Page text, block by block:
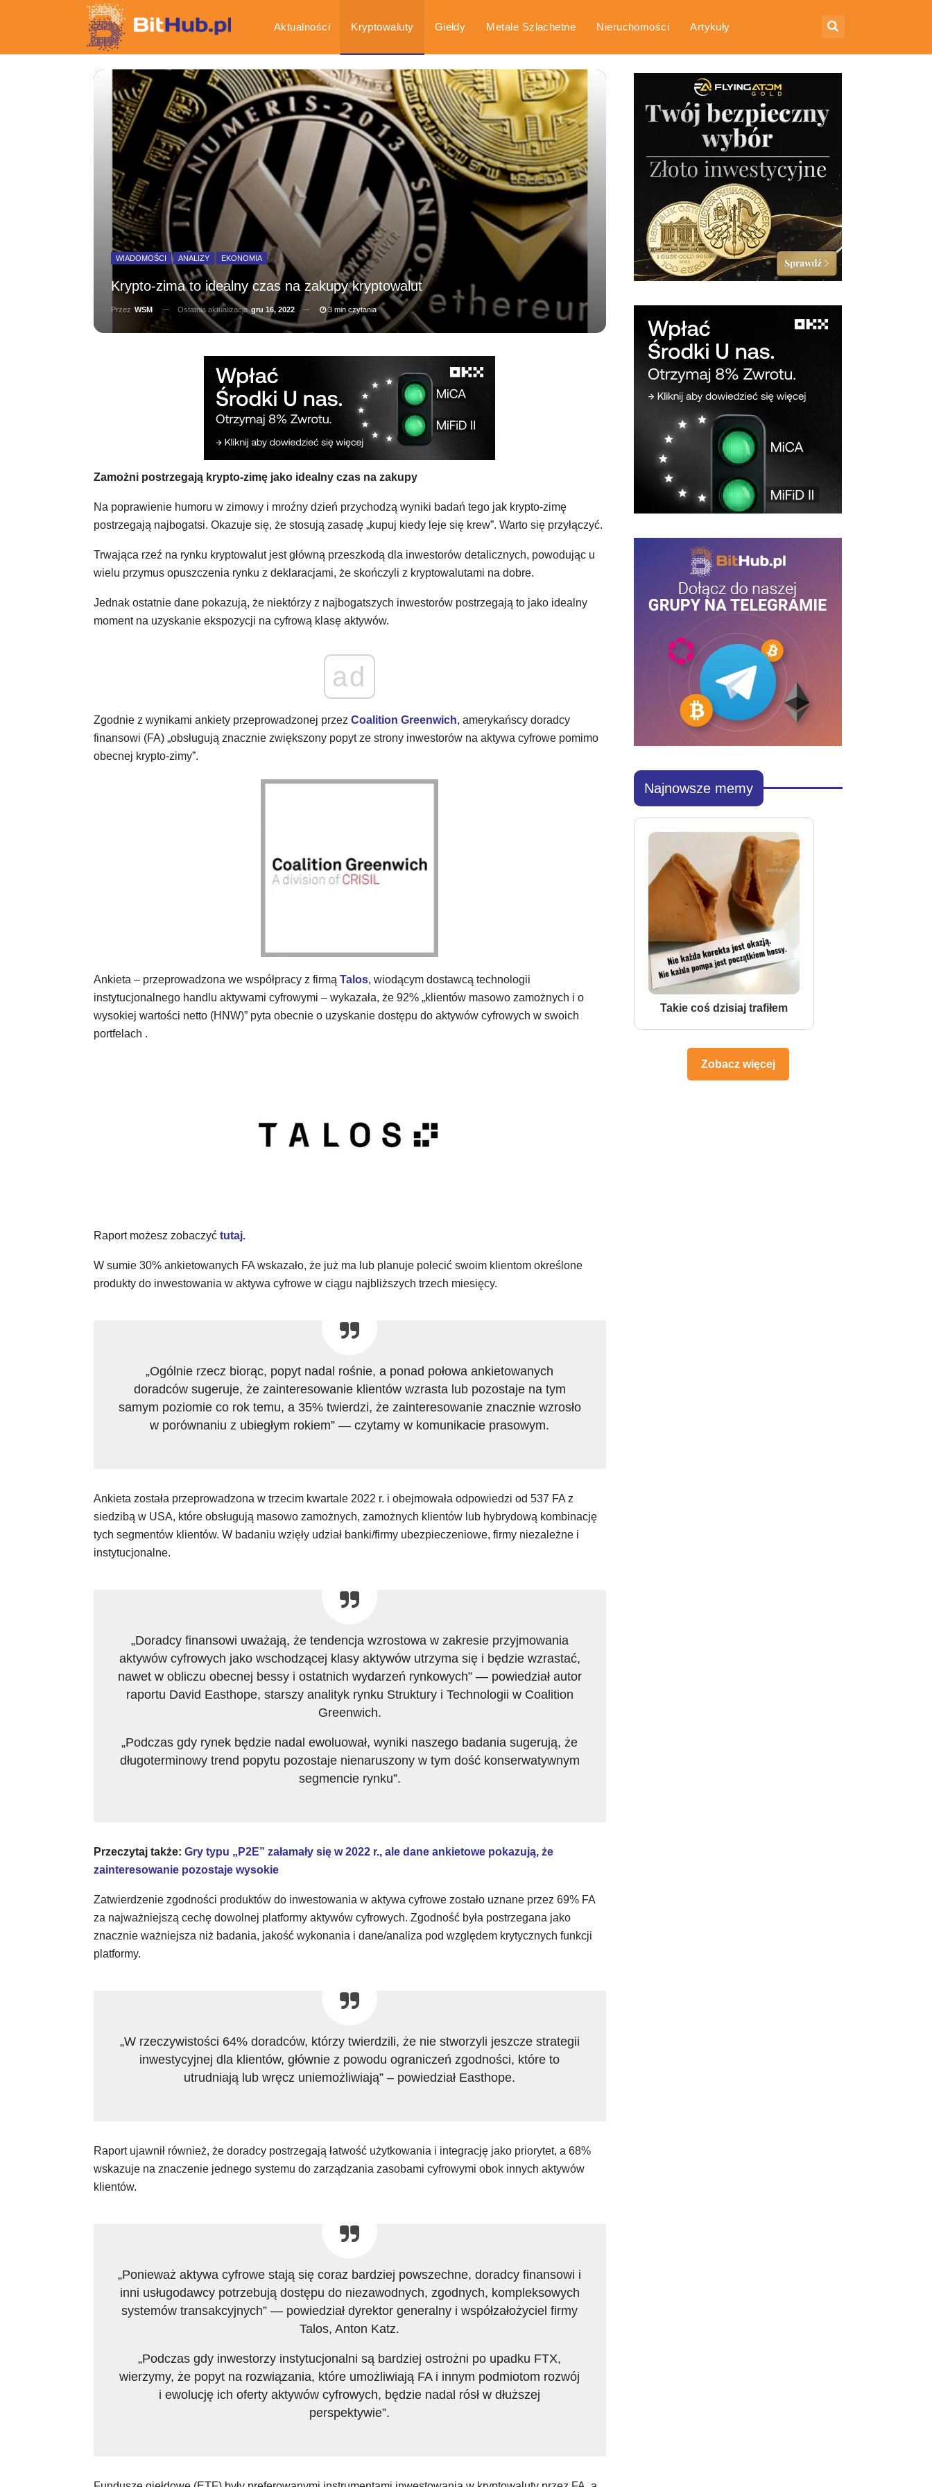
Aktualności Kryptowaluty Giełdy Metale Szlachetne Nieruchomości Artykuły
Gospodarka Poradniki
WIADOMOŚCI ANALIZY EKONOMIA
Krypto-zima to idealny czas na zakupy kryptowalut
Przez WSM Ostatnia aktualizacjagru 16, 2022 3 min czytania
Zamożni postrzegają krypto-zimę jako idealny czas na zakupy
Na poprawienie humoru w zimowy i mroźny dzień przychodzą wyniki badań tego jak krypto-zimę
postrzegają najbogatsi. Okazuje się, że stosują zasadę „kupuj kiedy leje się krew”. Warto się przyłączyć.
Trwająca rzeź na rynku kryptowalut jest główną przeszkodą dla inwestorów detalicznych, powodując u
wielu przymus opuszczenia rynku z deklaracjami, że skończyli z kryptowalutami na dobre.
Jednak ostatnie dane pokazują, że niektórzy z najbogatszych inwestorów postrzegają to jako idealny
moment na uzyskanie ekspozycji na cyfrową klasę aktywów.
ad
Zgodnie z wynikami ankiety przeprowadzonej przez Coalition Greenwich, amerykańscy doradcy
finansowi (FA) „obsługują znacznie zwiększony popyt ze strony inwestorów na aktywa cyfrowe pomimo
obecnej krypto-zimy”.
Ankieta – przeprowadzona we współpracy z firmą Talos, wiodącym dostawcą technologii
instytucjonalnego handlu aktywami cyfrowymi – wykazała, że 92% „klientów masowo zamożnych i o
wysokiej wartości netto (HNW)” pyta obecnie o uzyskanie dostępu do aktywów cyfrowych w swoich
portfelach .
Raport możesz zobaczyć tutaj.
W sumie 30% ankietowanych FA wskazało, że już ma lub planuje polecić swoim klientom określone
produkty do inwestowania w aktywa cyfrowe w ciągu najbliższych trzech miesięcy.
„Ogólnie rzecz biorąc, popyt nadal rośnie, a ponad połowa ankietowanych
doradców sugeruje, że zainteresowanie klientów wzrasta lub pozostaje na tym
samym poziomie co rok temu, a 35% twierdzi, że zainteresowanie znacznie wzrosło
w porównaniu z ubiegłym rokiem” — czytamy w komunikacie prasowym.
Ankieta została przeprowadzona w trzecim kwartale 2022 r. i obejmowała odpowiedzi od 537 FA z
siedzibą w USA, które obsługują masowo zamożnych, zamożnych klientów lub hybrydową kombinację
tych segmentów klientów. W badaniu wzięły udział banki/firmy ubezpieczeniowe, firmy niezależne i
instytucjonalne.
„Doradcy finansowi uważają, że tendencja wzrostowa w zakresie przyjmowania
aktywów cyfrowych jako wschodzącej klasy aktywów utrzyma się i będzie wzrastać,
nawet w obliczu obecnej bessy i ostatnich wydarzeń rynkowych” — powiedział autor
raportu David Easthope, starszy analityk rynku Struktury i Technologii w Coalition
Greenwich.
„Podczas gdy rynek będzie nadal ewoluował, wyniki naszego badania sugerują, że
długoterminowy trend popytu pozostaje nienaruszony w tym dość konserwatywnym
segmencie rynku”.
Przeczytaj także: Gry typu „P2E” załamały się w 2022 r., ale dane ankietowe pokazują, że
zainteresowanie pozostaje wysokie
Zatwierdzenie zgodności produktów do inwestowania w aktywa cyfrowe zostało uznane przez 69% FA
za najważniejszą cechę dowolnej platformy aktywów cyfrowych. Zgodność była postrzegana jako
znacznie ważniejsza niż badania, jakość wykonania i dane/analiza pod względem krytycznych funkcji
platformy.
„W rzeczywistości 64% doradców, którzy twierdzili, że nie stworzyli jeszcze strategii
inwestycyjnej dla klientów, głównie z powodu ograniczeń zgodności, które to
utrudniają lub wręcz uniemożliwiają” – powiedział Easthope.
Raport ujawnił również, że doradcy postrzegają łatwość użytkowania i integrację jako priorytet, a 68%
wskazuje na znaczenie jednego systemu do zarządzania zasobami cyfrowymi obok innych aktywów
klientów.
„Ponieważ aktywa cyfrowe stają się coraz bardziej powszechne, doradcy finansowi i
inni usługodawcy potrzebują dostępu do niezawodnych, zgodnych, kompleksowych
systemów transakcyjnych” — powiedział dyrektor generalny i współzałożyciel firmy
Talos, Anton Katz.
„Podczas gdy inwestorzy instytucjonalni są bardziej ostrożni po upadku FTX,
wierzymy, że popyt na rozwiązania, które umożliwiają FA i innym podmiotom rozwój
i ewolucję ich oferty aktywów cyfrowych, będzie nadal rósł w dłuższej
perspektywie”.
Najnowsze memy
Takie coś dzisiaj trafiłem
Zobacz więcej